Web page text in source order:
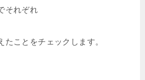
それぞれ
たことをチェックします。